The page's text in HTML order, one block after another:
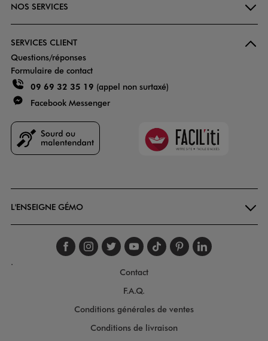
NOS SERVICES
SERVICES CLIENT
Questions/réponses
Formulaire de contact
09 69 32 35 19 (appel non surtaxé)
Facebook Messenger
Faciliti
L'ENSEIGNE GÉMO
Suivez-nous sur
Suivez-nous sur
Suivez-nous sur
Suivez-nous
Suivez-nous
Suivez-
.
Contact
F.A.Q.
Conditions générales de ventes
Conditions de livraison